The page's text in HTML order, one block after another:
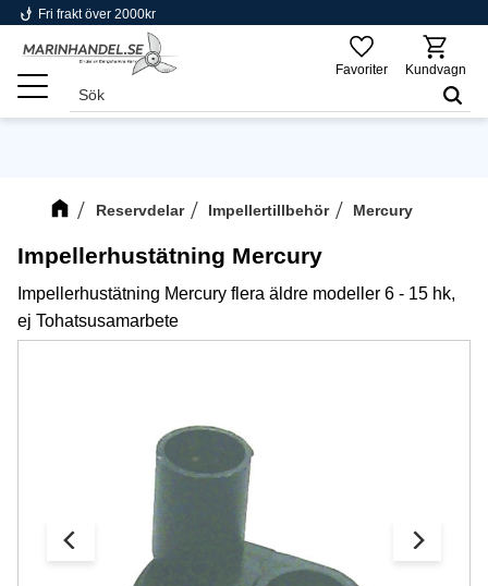
Meny
phishing Fri frakt över 2000kr
Favoriter Kundvagn
Reservdelar Impellertillbehör Mercury
Impellerhustätning Mercury
Impellerhustätning Mercury flera äldre modeller 6 - 15 hk,
ej Tohatsusamarbete